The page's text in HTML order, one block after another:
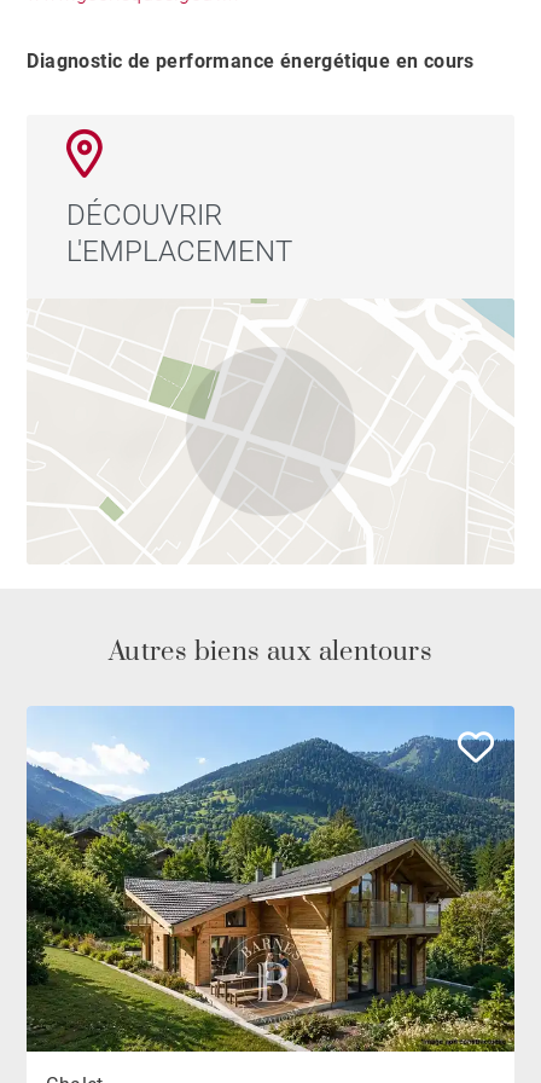
Diagnostic de performance énergétique en cours
DÉCOUVRIR
L'EMPLACEMENT
Autres biens aux alentours